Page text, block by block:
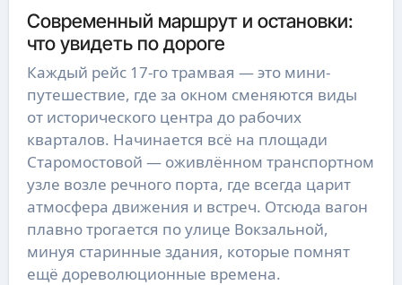
Современный маршрут и остановки:
что увидеть по дороге
Каждый рейс 17-го трамвая — это мини-
путешествие, где за окном сменяются виды
от исторического центра до рабочих
кварталов. Начинается всё на площади
Старомостовой — оживлённом транспортном
узле возле речного порта, где всегда царит
атмосфера движения и встреч. Отсюда вагон
плавно трогается по улице Вокзальной,
минуя старинные здания, которые помнят
ещё дореволюционные времена.